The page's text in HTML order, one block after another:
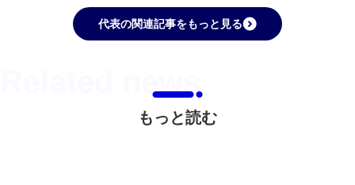
代表の関連記事をもっと見る
もっと読む